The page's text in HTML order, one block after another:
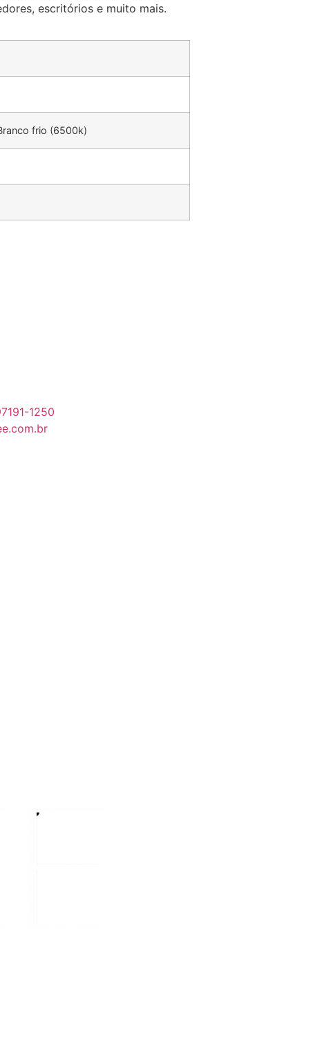
escritórios e muito mais.
frio (6500k)
1250